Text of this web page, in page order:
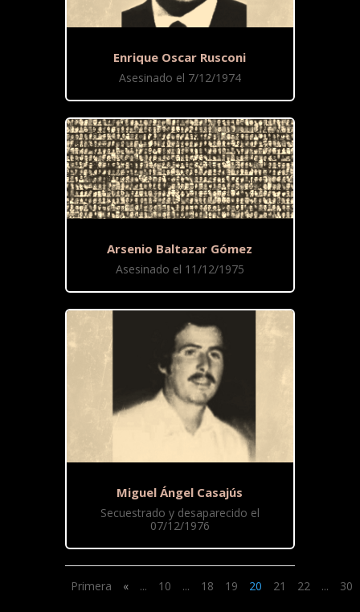
Enrique Oscar Rusconi
Asesinado el 7/12/1974
Arsenio Baltazar Gómez
Asesinado el 11/12/1975
Miguel Ángel Casajús
Secuestrado y desaparecido el
07/12/1976
Primera « ... 10 ... 18 19 20 21 22 ... 30